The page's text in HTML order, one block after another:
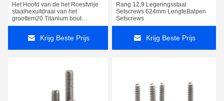
Het Hoofd van de het Roestvrije
staalhexuitdraai van het
groottem20 Titanium bout
10100mm voor Industriële
Krijg Beste Prijs
Rang 12,9 Legeringsstaal
Setscrews 624mm LengteBalpen
Setscrews
Krijg Beste Prijs